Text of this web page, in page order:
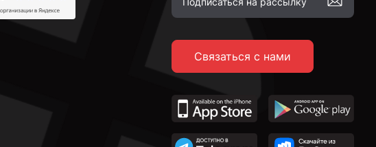
Связаться с нами